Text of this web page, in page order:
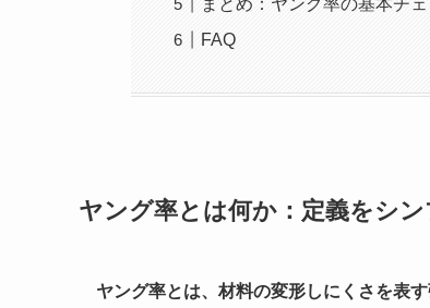
FAQ
ヤング率とは何か：定義をシ
ヤング率とは、材料の変形しにくさを表す